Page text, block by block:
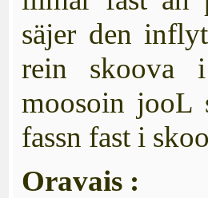
säjer den
rein skoova
moosoin jooL
fassn fast i
Oravais :